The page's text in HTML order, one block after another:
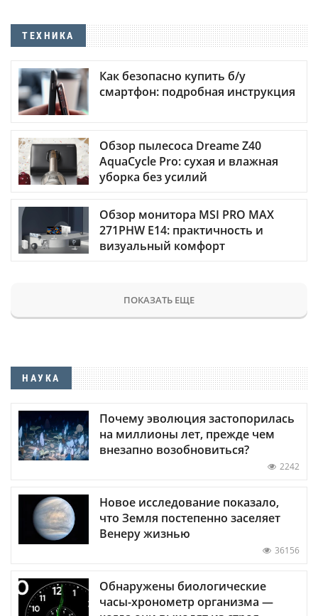
ТЕХНИКА
Как безопасно купить б/у
смартфон: подробная инструкция
Обзор пылесоса Dreame Z40
AquaCycle Pro: сухая и влажная
уборка без усилий
Обзор монитора MSI PRO MAX
271PHW E14: практичность и
визуальный комфорт
ПОКАЗАТЬ ЕЩЕ
НАУКА
Почему эволюция застопорилась
на миллионы лет, прежде чем
внезапно возобновиться?
2242
Новое исследование показало,
что Земля постепенно заселяет
Венеру жизнью
36156
Обнаружены биологические
часы-хронометр организма —